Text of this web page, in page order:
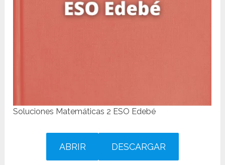
Soluciones Matemáticas 2 ESO Edebé
ABRIR DESCARGAR